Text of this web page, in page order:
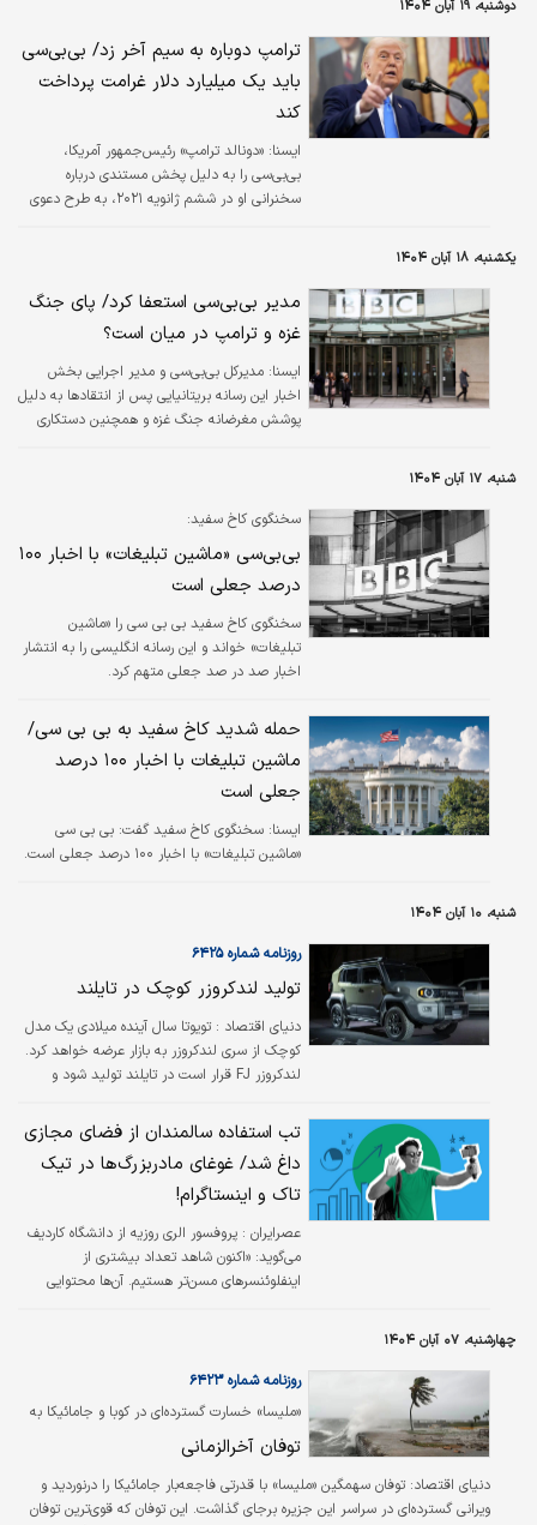
دوشنبه، ۱۹ آبان ۱۴۰۴
ترامپ دوباره به سیم آخر زد/ بی‌بی‌سی
باید یک میلیارد دلار غرامت پرداخت
کند
ایسنا: «دونالد ترامپ» رئیس‌جمهور آمریکا،
بی‌بی‌سی را به دلیل پخش مستندی درباره
سخنرانی او در ششم ژانویه ۲۰۲۱، به طرح دعوی
یکشنبه، ۱۸ آبان ۱۴۰۴
مدیر بی‌بی‌سی استعفا کرد/ پای جنگ
غزه و ترامپ در میان است؟
ايسنا: مدیرکل بی‌بی‌سی و مدیر اجرایی بخش
اخبار این رسانه بریتانیایی پس از انتقادها به دلیل
پوشش مغرضانه جنگ غزه و همچنین دستکاری
شنبه، ۱۷ آبان ۱۴۰۴
سخنگوی کاخ سفید:
بی‌بی‌سی «ماشین تبلیغات» با اخبار ۱۰۰
درصد جعلی است
سخنگوی کاخ سفید بی بی سی را «ماشین
تبلیغات» خواند و این رسانه انگلیسی را به انتشار
اخبار صد در صد جعلی متهم کرد.
حمله شدید کاخ سفید به بی‌ بی‌ سی/
ماشین تبلیغات با اخبار ۱۰۰ درصد
جعلی است
ایسنا: سخنگوی کاخ سفید گفت: بی بی سی
«ماشین تبلیغات» با اخبار ۱۰۰ درصد جعلی است.
شنبه، ۱۰ آبان ۱۴۰۴
روزنامه شماره ۶۴۲۵
تولید لندکروزر کوچک در تایلند
دنیای اقتصاد : تویوتا سال آینده میلادی یک مدل
کوچک از سری لندکروزر به بازار عرضه خواهد کرد.
لندکروزر FJ قرار است در تایلند تولید شود و
عبور از مسیرهای دشوار به اندازه مدل‌های بزرگ‌تر
لندکروزر است. به گزارش بی‌بی‌سی، ظاهر لندکروزر
FJ تا حدی شبیه به سری ۲۵۰ این مدل است که
دو سال و نیم پیش به بازار عرضه شد. طراحان
هم در طراحی خودرو الهام گرفته‌اند.
تب استفاده سالمندان از فضای مجازی
داغ شد/ غوغای مادربزرگ‌ها در تیک
تاک و اینستاگرام!
عصرایران : پروفسور الری روزیه از دانشگاه کاردیف
می‌گوید: «اکنون شاهد تعداد بیشتری از
اینفلوئنسرهای مسن‌تر هستیم. آن‌ها محتوایی
چهارشنبه، ۰۷ آبان ۱۴۰۴
«ملیسا» خسارت گسترده‌ای در کوبا و جامائیکا به
جا گذاشت؛
روزنامه شماره ۶۴۲۳
توفان آخرالزمانی
دنیای اقتصاد: توفان سهمگین «ملیسا» با قدرتی فاجعه‌بار جامائیکا را درنوردید و
ویرانی گسترده‌ای در سراسر این جزیره برجای گذاشت. این توفان که قوی‌ترین توفان